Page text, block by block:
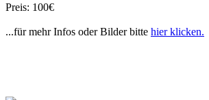
Preis: 100€
...für mehr Infos oder Bilder bitte hier klicken.